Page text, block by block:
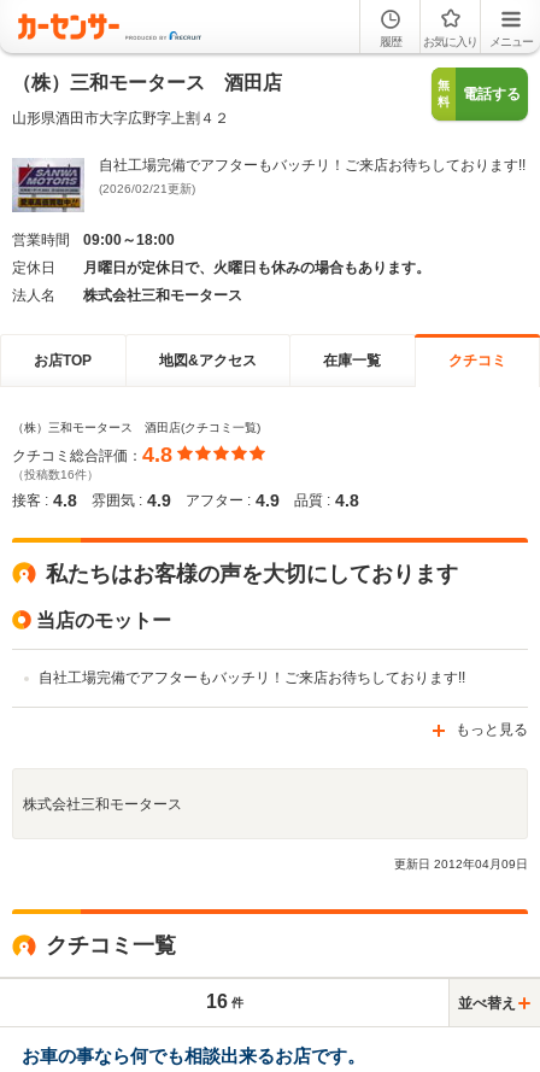
履歴 お気に入り メニュー
（株）三和モータース 酒田店
山形県酒田市大字広野字上割４２
無
料
電話する
自社工場完備でアフターもバッチリ！ご来店お待ちしております!!
(2026/02/21更新)
営業時間
09:00～18:00
定休日
月曜日が定休日で、火曜日も休みの場合もあります。
法人名
株式会社三和モータース
お店TOP 地図&アクセス 在庫一覧 クチコミ
（株）三和モータース 酒田店(クチコミ一覧)
クチコミ総合評価： 4.8
（投稿数16件）
接客 : 4.8 雰囲気 : 4.9 アフター : 4.9 品質 : 4.8
私たちはお客様の声を大切にしております
当店のモットー
自社工場完備でアフターもバッチリ！ご来店お待ちしております!!
もっと見る
株式会社三和モータース
更新日 2012年04月09日
クチコミ一覧
16 件 並べ替え
お車の事なら何でも相談出来るお店です。